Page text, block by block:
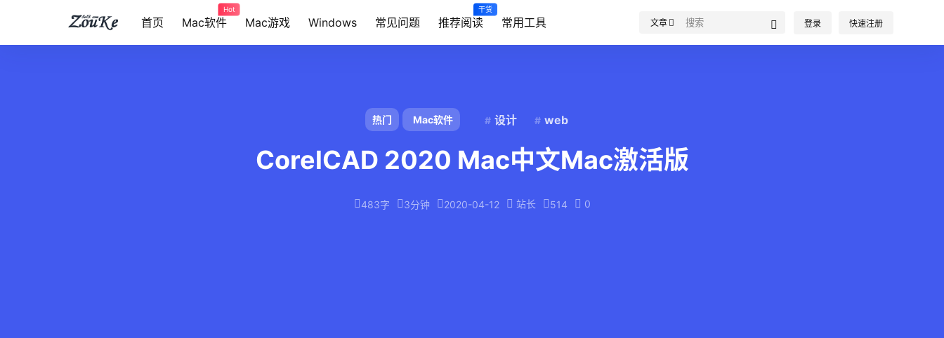
首页 Mac软件
Hot
Mac游戏 Windows 常见问题 推荐阅读
干货
常用工具 文章 登录 快速注册
热门 Mac软件 设计 web
CorelCAD 2020 Mac中文Mac激活版
483字 3分钟 2020-04-12 站长 514 0